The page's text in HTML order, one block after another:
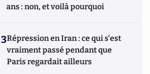
ans : non, et voilà pourquoi
3Répression en Iran : ce qui s'est
vraiment passé pendant que
Paris regardait ailleurs